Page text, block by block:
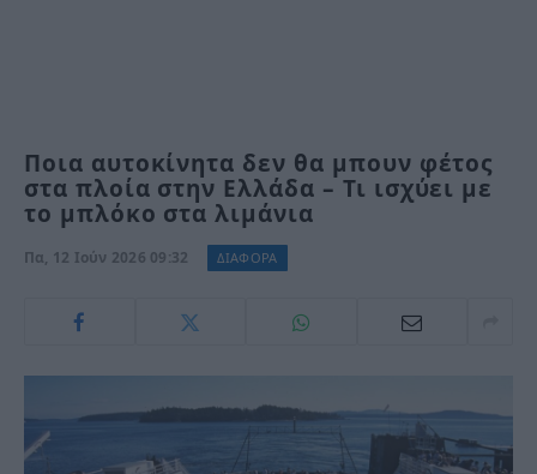
Ποια αυτοκίνητα δεν θα μπουν φέτος
στα πλοία στην Ελλάδα – Τι ισχύει με
το μπλόκο στα λιμάνια
Πα, 12 Ιούν 2026 09:32 ΔΙΑΦΟΡΑ